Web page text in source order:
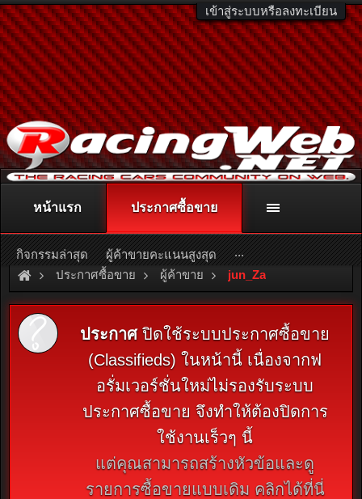
เข้าสู่ระบบหรือลงทะเบียน
ติดต่อลงโฆษณา racingweb@gmail.com
หรือโทร. 081-811-1138
หรืออ่านรายละเอียดเพิ่มเติม คลิกที่นี่
ประกาศซื้อขาย ผู้ค้าขาย jun_Za
ประกาศปิดใช้ระบบประกาศซื้อขาย
(Classifieds) ในหน้านี้ เนื่องจากฟ
อรั่มเวอร์ชั่นใหม่ไม่รองรับระบบ
ประกาศซื้อขาย จึงทำให้ต้องปิดการ
ใช้งานเร็วๆ นี้
แต่คุณสามารถสร้างหัวข้อและดู
รายการซื้อขายแบบเดิม คลิกได้ที่นี่
หน้าแรก ประกาศซื้อขาย
กิจกรรมล่าสุด ผู้ค้าขายคะแนนสูงสุด ...